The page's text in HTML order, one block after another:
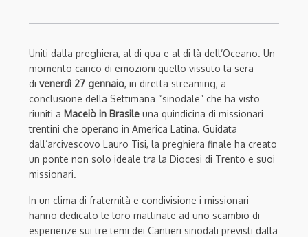
Uniti dalla preghiera, al di qua e al di là dell’Oceano. Un
momento carico di emozioni quello vissuto la sera
di venerdì 27 gennaio, in diretta streaming, a
conclusione della Settimana “sinodale” che ha visto
riuniti a Maceiò in Brasile una quindicina di missionari
trentini che operano in America Latina. Guidata
dall’arcivescovo Lauro Tisi, la preghiera finale ha creato
un ponte non solo ideale tra la Diocesi di Trento e suoi
missionari.
In un clima di fraternità e condivisione i missionari
hanno dedicato le loro mattinate ad uno scambio di
esperienze sui tre temi dei Cantieri sinodali previsti dalla